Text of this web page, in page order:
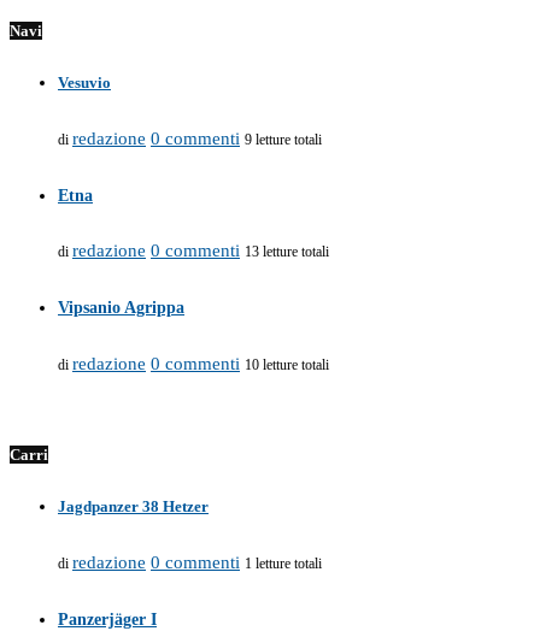
Navi
Vesuvio
di redazione 0 commenti 9 letture totali
Etna
di redazione 0 commenti 13 letture totali
Vipsanio Agrippa
di redazione 0 commenti 10 letture totali
Carri
Jagdpanzer 38 Hetzer
di redazione 0 commenti 1 letture totali
Panzerjäger I